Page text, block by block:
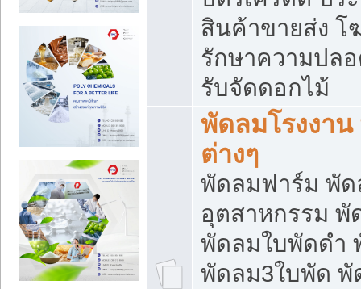
สินค้าขายส่ง
รักษาความปล
รับจัดดอกไม้
พัดลมโรงงา
ต่างๆ
พัดลมฟาร์ม พัด
อุตสาหกรรม
พัดลมใบพัดดำ
พัดลม3ใบพัด พั